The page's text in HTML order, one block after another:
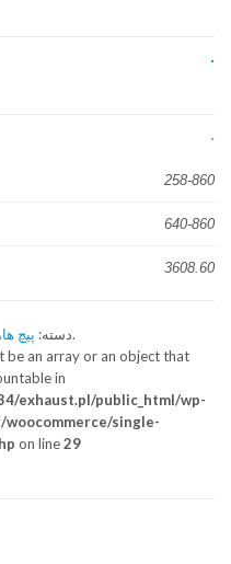
258-860
640-860
3608.60
دسته: پیچ
.
be an array or an object that
in
exhaust.pl/public_html/wp-
single-
on line29